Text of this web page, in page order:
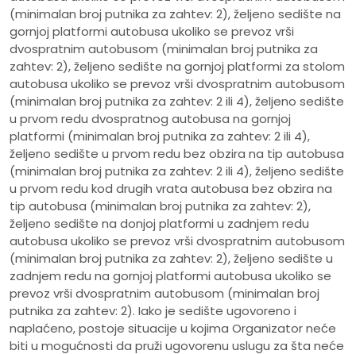
(minimalan broj putnika za zahtev: 2), željeno sedište na
gornjoj platformi autobusa ukoliko se prevoz vrši
dvospratnim autobusom (minimalan broj putnika za
zahtev: 2), željeno sedište na gornjoj platformi za stolom
autobusa ukoliko se prevoz vrši dvospratnim autobusom
(minimalan broj putnika za zahtev: 2 ili 4), željeno sedište
u prvom redu dvospratnog autobusa na gornjoj
platformi (minimalan broj putnika za zahtev: 2 ili 4),
željeno sedište u prvom redu bez obzira na tip autobusa
(minimalan broj putnika za zahtev: 2 ili 4), željeno sedište
u prvom redu kod drugih vrata autobusa bez obzira na
tip autobusa (minimalan broj putnika za zahtev: 2),
željeno sedište na donjoj platformi u zadnjem redu
autobusa ukoliko se prevoz vrši dvospratnim autobusom
(minimalan broj putnika za zahtev: 2), željeno sedište u
zadnjem redu na gornjoj platformi autobusa ukoliko se
prevoz vrši dvospratnim autobusom (minimalan broj
putnika za zahtev: 2). Iako je sedište ugovoreno i
naplaćeno, postoje situacije u kojima Organizator neće
biti u mogućnosti da pruži ugovorenu uslugu za šta neće